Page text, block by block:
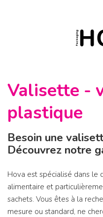
Valisette -
plastique
Besoin une
Découvrez notre
Hova est spécialisé dans le
alimentaire et
sachets. Vous êtes à la
mesure ou standard, ne